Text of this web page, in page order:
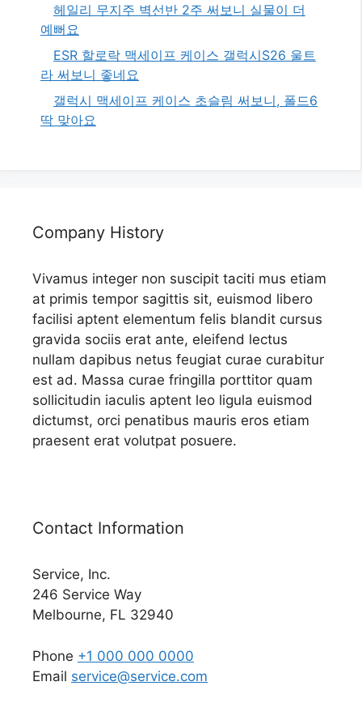
헤일리 무지주 벽선반 2주 써보니 실물이 더
예뻐요
ESR 할로락 맥세이프 케이스 갤럭시S26 울트
라 써보니 좋네요
갤럭시 맥세이프 케이스 초슬림 써보니, 폴드6
딱 맞아요
Company History
Vivamus integer non suscipit taciti mus etiam
at primis tempor sagittis sit, euismod libero
facilisi aptent elementum felis blandit cursus
gravida sociis erat ante, eleifend lectus
nullam dapibus netus feugiat curae curabitur
est ad. Massa curae fringilla porttitor quam
sollicitudin iaculis aptent leo ligula euismod
dictumst, orci penatibus mauris eros etiam
praesent erat volutpat posuere.
Contact Information
Service, Inc.
246 Service Way
Melbourne, FL 32940
Phone +1 000 000 0000
Email service@service.com